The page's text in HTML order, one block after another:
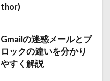
thor)
Gmailの迷惑メールとブ
ロックの違いを分かり
やすく解説